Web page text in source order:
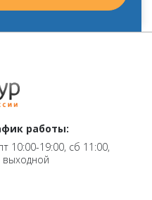
работы:
10:00-19:00, сб 11:00,
выходной